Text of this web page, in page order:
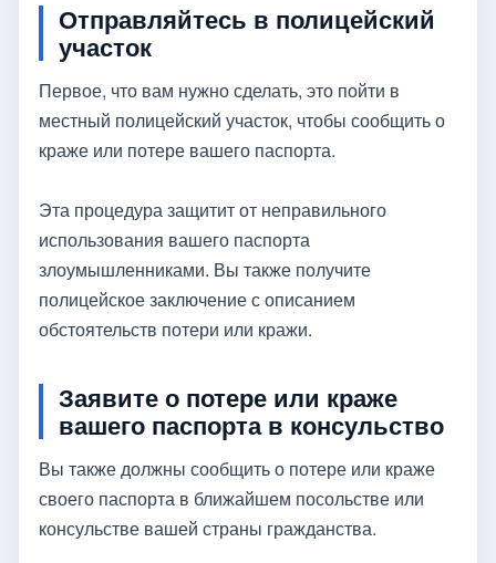
Отправляйтесь в полицейский
участок
Первое, что вам нужно сделать, это пойти в
местный полицейский участок, чтобы сообщить о
краже или потере вашего паспорта.
Эта процедура защитит от неправильного
использования вашего паспорта
злоумышленниками. Вы также получите
полицейское заключение с описанием
обстоятельств потери или кражи.
Заявите о потере или краже
вашего паспорта в консульство
Вы также должны сообщить о потере или краже
своего паспорта в ближайшем посольстве или
консульстве вашей страны гражданства.